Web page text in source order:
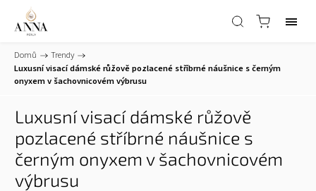
Domů / Trendy /
Luxusní visací dámské růžově pozlacené stříbrné náušnice s černým
onyxem v šachovnicovém výbrusu
Luxusní visací dámské růžově
pozlacené stříbrné náušnice s
černým onyxem v šachovnicovém
výbrusu